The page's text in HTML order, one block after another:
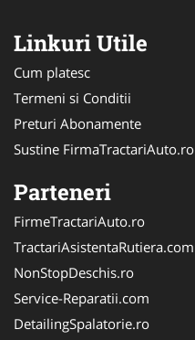
Linkuri Utile
Cum platesc
Termeni si Conditii
Preturi Abonamente
Sustine FirmaTractariAuto.ro
Parteneri
FirmeTractariAuto.ro
TractariAsistentaRutiera.com
NonStopDeschis.ro
Service-Reparatii.com
DetailingSpalatorie.ro